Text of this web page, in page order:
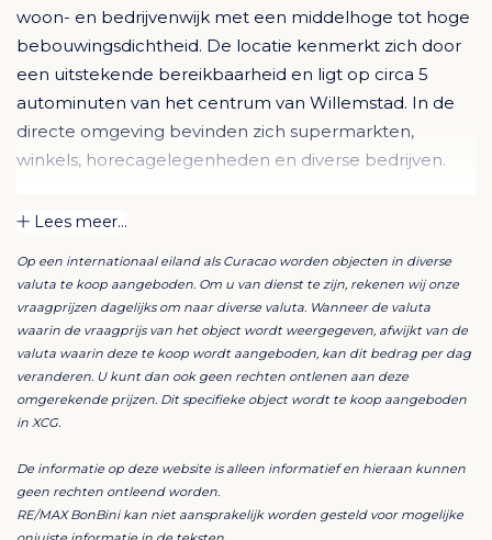
woon- en bedrijvenwijk met een middelhoge tot hoge
bebouwingsdichtheid. De locatie kenmerkt zich door
een uitstekende bereikbaarheid en ligt op circa 5
autominuten van het centrum van Willemstad. In de
directe omgeving bevinden zich supermarkten,
winkels, horecagelegenheden en diverse bedrijven.
Het perceel is bebouwd met twee afzonderlijke
appartementen. Elk appartement beschikt over:
Woon-/eetkamer met keukenblok Twee slaapkamers
Badkamer met douche, wastafel en toilet Overdekte
voor- en/of achterporch
meer voorzien van: Gewapende strokenfundering
Opgaand metselwerk in 10 cm en 15 cm
betonblokken, gepleisterd en geschilderd Lessenaar
Lees meer...
Op een internationaal eiland als Curacao worden objecten in diverse
valuta te koop aangeboden. Om u van dienst te zijn, rekenen wij onze
vraagprijzen dagelijks om naar diverse valuta. Wanneer de valuta
waarin de vraagprijs van het object wordt weergegeven, afwijkt van de
valuta waarin deze te koop wordt aangeboden, kan dit bedrag per dag
veranderen. U kunt dan ook geen rechten ontlenen aan deze
omgerekende prijzen. Dit specifieke object wordt te koop aangeboden
in XCG.
De informatie op deze website is alleen informatief en hieraan kunnen
geen rechten ontleend worden.
RE/MAX BonBini kan niet aansprakelijk worden gesteld voor mogelijke